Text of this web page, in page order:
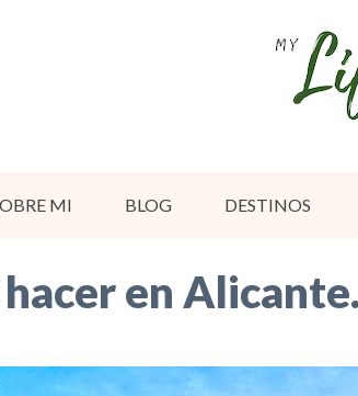
MI BLOG DESTINOS
en